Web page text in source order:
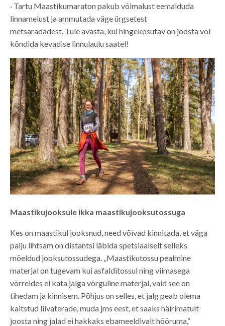
· Tartu Maastikumaraton pakub võimalust eemalduda
linnamelust ja ammutada väge ürgsetest
metsaradadest. Tule avasta, kui hingekosutav on joosta või
kõndida kevadise linnulaulu saatel!
Maastikujooksule ikka maastikujooksutossuga
Kes on maastikul jooksnud, need võivad kinnitada, et väga
palju lihtsam on distantsi läbida spetsiaalselt selleks
mõeldud jooksutossudega. „Maastikutossu pealmine
materjal on tugevam kui asfalditossul ning viimasega
võrreldes ei kata jalga võrguline materjal, vaid see on
tihedam ja kinnisem. Põhjus on selles, et jalg peab olema
kaitstud liivaterade, muda jms eest, et saaks häirimatult
joosta ning jalad ei hakkaks ebameeldivalt hõõruma,“